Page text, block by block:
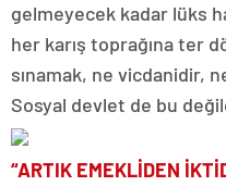
gelmeyecek kadar lüks
her karış toprağına ter
sınamak, ne vicdanidir,
Sosyal devlet de bu
“ARTIK EMEKLİDEN